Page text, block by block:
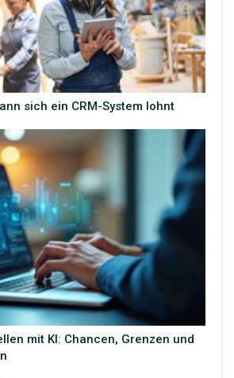
sich ein CRM-System lohnt
mit KI: Chancen, Grenzen und